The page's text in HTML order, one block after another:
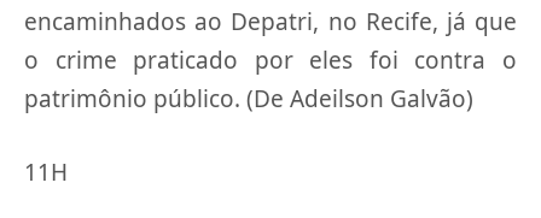
encaminhados ao Depatri, no Recife, já que
o crime praticado por eles foi contra o
patrimônio público. (De Adeilson Galvão)
11H